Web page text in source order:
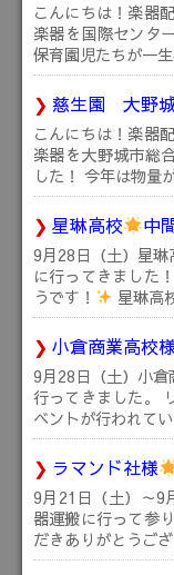
こんにちは！楽器
楽器を国際センタ
保育園児たちが一
慈生園 大野
こんにちは！楽器
楽器を大野城市総
した！ 今年は物量
星琳高校 中
9月28日（土）星
に行ってきました
うです！
星琳高
小倉商業高校
9月28日（土）小
行ってきました。
ベントが行われて
ラマンド社様
9月21日（土）～9
器運搬に行って参
だきありがとうご